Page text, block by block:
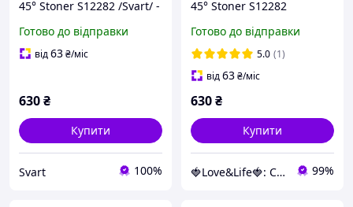
45° Stoner S12282 /Svart/ -
Готово до відправки
від63₴/міс
630₴
Купити
Svart 100%
45° Stoner S12282
multimarket-
Готово до відправки
5.0 (1)
від63₴/міс
630₴
Купити
🍓Love&Life🍓: Світ Здоров'я 💋 99%